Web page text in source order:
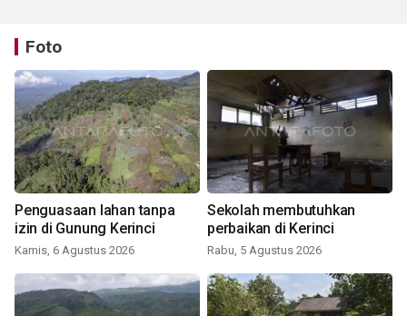
Foto
Penguasaan lahan tanpa
izin di Gunung Kerinci
Kamis, 6 Agustus 2026
Sekolah membutuhkan
perbaikan di Kerinci
Rabu, 5 Agustus 2026